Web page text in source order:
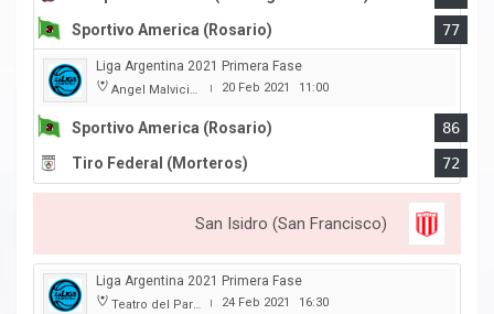
Sportivo America (Rosario)
77
Liga Argentina 2021 Primera Fase
Angel Malvicino | 20 Feb 2021 11:00
Sportivo America (Rosario)
86
Tiro Federal (Morteros)
72
San Isidro (San Francisco)
Liga Argentina 2021 Primera Fase
Teatro del Parque | 24 Feb 2021 16:30